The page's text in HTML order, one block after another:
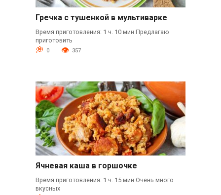
Гречка с тушенкой в мультиварке
Время приготовления: 1 ч. 10 мин Предлагаю
приготовить
0 357
Ячневая каша в горшочке
Время приготовления: 1 ч. 15 мин Очень много
вкусных